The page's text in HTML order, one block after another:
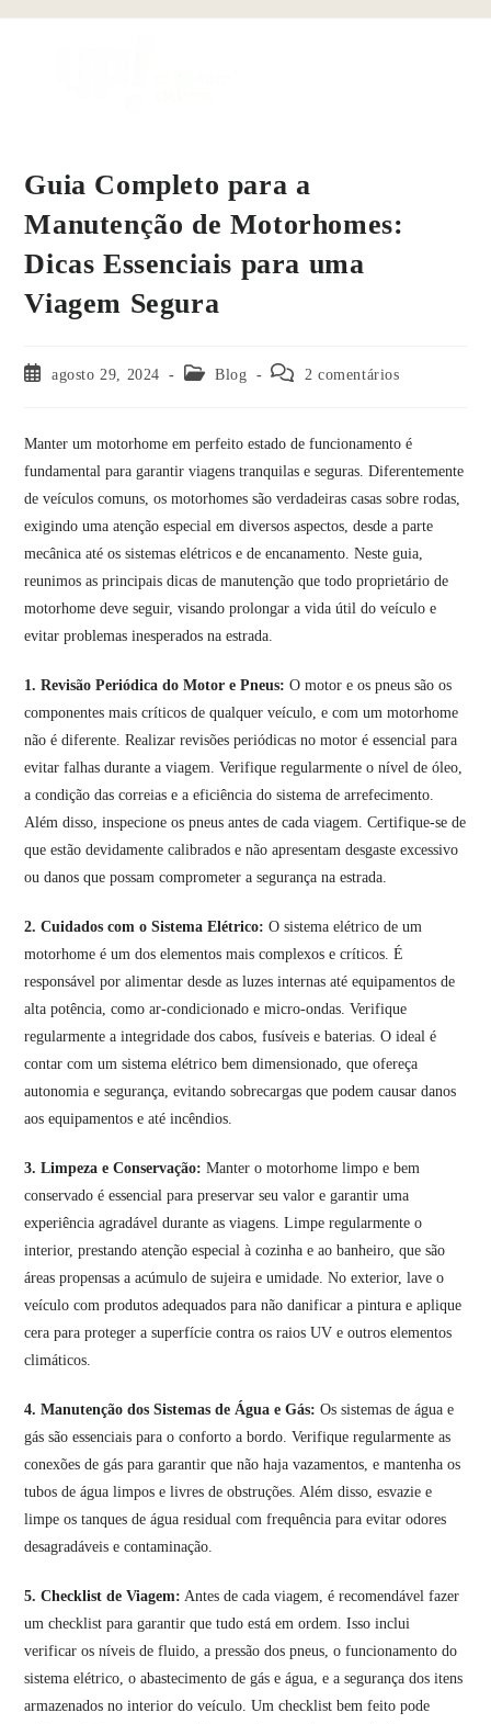
Guia Completo para a
Manutenção de Motorhomes:
Dicas Essenciais para uma
Viagem Segura
agosto 29, 2024 Blog 2 comentários
Manter um motorhome em perfeito estado de funcionamento é
fundamental para garantir viagens tranquilas e seguras. Diferentemente
de veículos comuns, os motorhomes são verdadeiras casas sobre rodas,
exigindo uma atenção especial em diversos aspectos, desde a parte
mecânica até os sistemas elétricos e de encanamento. Neste guia,
reunimos as principais dicas de manutenção que todo proprietário de
motorhome deve seguir, visando prolongar a vida útil do veículo e
evitar problemas inesperados na estrada.
1. Revisão Periódica do Motor e Pneus: O motor e os pneus são os
componentes mais críticos de qualquer veículo, e com um motorhome
não é diferente. Realizar revisões periódicas no motor é essencial para
evitar falhas durante a viagem. Verifique regularmente o nível de óleo,
a condição das correias e a eficiência do sistema de arrefecimento.
Além disso, inspecione os pneus antes de cada viagem. Certifique-se de
que estão devidamente calibrados e não apresentam desgaste excessivo
ou danos que possam comprometer a segurança na estrada.
2. Cuidados com o Sistema Elétrico: O sistema elétrico de um
motorhome é um dos elementos mais complexos e críticos. É
responsável por alimentar desde as luzes internas até equipamentos de
alta potência, como ar-condicionado e micro-ondas. Verifique
regularmente a integridade dos cabos, fusíveis e baterias. O ideal é
contar com um sistema elétrico bem dimensionado, que ofereça
autonomia e segurança, evitando sobrecargas que podem causar danos
aos equipamentos e até incêndios.
3. Limpeza e Conservação: Manter o motorhome limpo e bem
conservado é essencial para preservar seu valor e garantir uma
experiência agradável durante as viagens. Limpe regularmente o
interior, prestando atenção especial à cozinha e ao banheiro, que são
áreas propensas a acúmulo de sujeira e umidade. No exterior, lave o
veículo com produtos adequados para não danificar a pintura e aplique
cera para proteger a superfície contra os raios UV e outros elementos
climáticos.
4. Manutenção dos Sistemas de Água e Gás: Os sistemas de água e
gás são essenciais para o conforto a bordo. Verifique regularmente as
conexões de gás para garantir que não haja vazamentos, e mantenha os
tubos de água limpos e livres de obstruções. Além disso, esvazie e
limpe os tanques de água residual com frequência para evitar odores
desagradáveis e contaminação.
5. Checklist de Viagem: Antes de cada viagem, é recomendável fazer
um checklist para garantir que tudo está em ordem. Isso inclui
verificar os níveis de fluido, a pressão dos pneus, o funcionamento do
sistema elétrico, o abastecimento de gás e água, e a segurança dos itens
armazenados no interior do veículo. Um checklist bem feito pode